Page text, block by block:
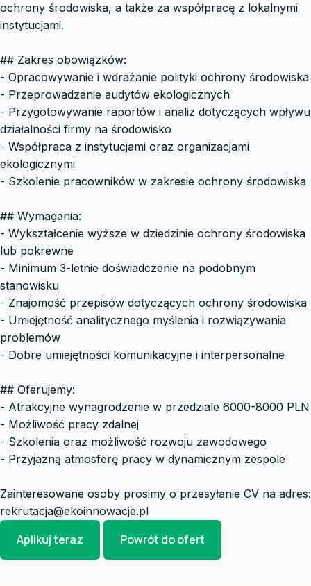
ochrony środowiska, a także za współpracę z lokalnymi
instytucjami.
## Zakres obowiązków:
- Opracowywanie i wdrażanie polityki ochrony środowiska
- Przeprowadzanie audytów ekologicznych
- Przygotowywanie raportów i analiz dotyczących wpływu
działalności firmy na środowisko
- Współpraca z instytucjami oraz organizacjami
ekologicznymi
- Szkolenie pracowników w zakresie ochrony środowiska
## Wymagania:
- Wykształcenie wyższe w dziedzinie ochrony środowiska
lub pokrewne
- Minimum 3-letnie doświadczenie na podobnym
stanowisku
- Znajomość przepisów dotyczących ochrony środowiska
- Umiejętność analitycznego myślenia i rozwiązywania
problemów
- Dobre umiejętności komunikacyjne i interpersonalne
## Oferujemy:
- Atrakcyjne wynagrodzenie w przedziale 6000-8000 PLN
- Możliwość pracy zdalnej
- Szkolenia oraz możliwość rozwoju zawodowego
- Przyjazną atmosferę pracy w dynamicznym zespole
Zainteresowane osoby prosimy o przesyłanie CV na adres:
rekrutacja@ekoinnowacje.pl
Aplikuj teraz Powrót do ofert